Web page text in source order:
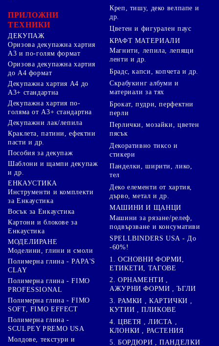
ПРИЛОЖНИ
ТЕХНИКИ
ДЕКУПАЖ
Оризова декупажна хартия
А3 и по-голям формат
Оризова декупажна хартия
до А4 формат
Декупажна хартия А4 до
А3+ стандартна
Декупажна хартия по-
голяма от А3+ стандартна
Декупажни лак/лепила
Краклета, патини, ефектни
пасти и др.
Пособия за декупаж
Шаблони и щампи декупаж
и др.
ЕНКАУСТИКА
Инструменти и комплекти
за Енкаустика
Восък за Енкаустика
Картони и блокове за
Енкаустика
МОДЕЛИРАНЕ
Моделини, глини и смоли
Полимерна глина - PAPA'S
CLAY
Полимерна глина - FIMO
PROFESSIONAL
Полимерна глина - FIMO
SOFT, FIMO EFFECT
Полимерна глина -
SCULPEY PREMO USA
Молдове, текстури и
Креп, тишу, деко велпапе и
др.
Цветен и фигурален паус
КРАФТ МАТЕРИАЛИ
Магнити, лепила, лепящи
ленти и др.
Брадс, капси, копчета и др.
Скрабукинг албуми и
материали за тях
Брокат, пудри, перфектни
перли
Перлички, мозайки, цветен
пясък
Декоративно тиксо и
стикери
Панделки, ширити, лико,
тел
Деко елементи от хартия,
дърво, метал и др.
МАШИНИ И ЩАНЦИ
Машини за рязане/релеф,
подвързване и консумативи
SPELLBINDERS USA - До
-60%!
1. ОСНОВНИ ФОРМИ,
ЕТИКЕТИ, ТАГОВЕ
2. ОРНАМЕНТИ ,
АЖУРНИ ФОРМИ , ЪГЛИ
3. РАМКИ , КАРТИЧКИ ,
КУТИИ , ПЛИКОВЕ
4. ЦВЕТЯ , ЛИСТА ,
КЛОНКИ , РАСТЕНИЯ
5. БОРДЮРИ , ПАНДЕЛКИ